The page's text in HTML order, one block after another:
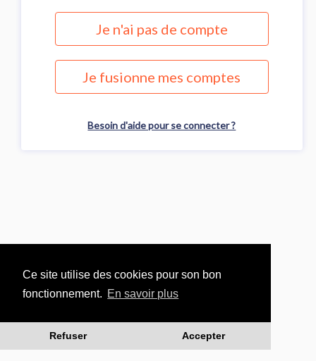
Ce site utilise des cookies pour son bon
fonctionnement. En savoir plus
Refuser Accepter
Je n'ai pas de compte
Je fusionne mes comptes
Besoin d'aide pour se connecter ?